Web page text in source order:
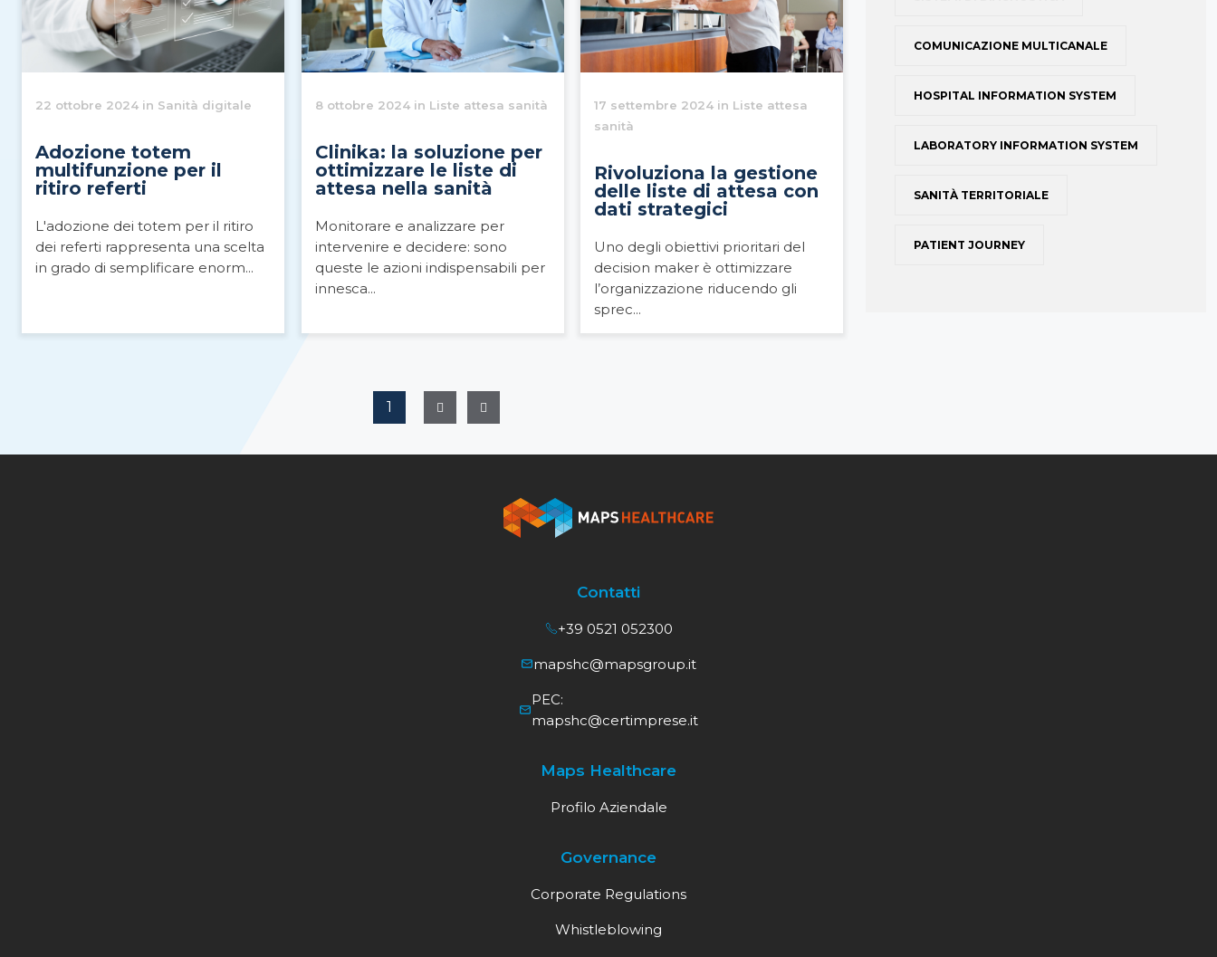
22 ottobre 2024 in Sanità digitale
Adozione totem
multifunzione per il
ritiro referti
L'adozione dei totem per il ritiro
dei referti rappresenta una scelta
in grado di semplificare enorm...
8 ottobre 2024 in Liste attesa sanità
Clinika: la soluzione per
ottimizzare le liste di
attesa nella sanità
Monitorare e analizzare per
intervenire e decidere: sono
queste le azioni indispensabili per
innesca...
17 settembre 2024 in Liste attesa
sanità
Rivoluziona la gestione
delle liste di attesa con
dati strategici
Uno degli obiettivi prioritari del
decision maker è ottimizzare
l’organizzazione riducendo gli
sprec...
1
COMUNICAZIONE MULTICANALE
HOSPITAL INFORMATION SYSTEM
LABORATORY INFORMATION SYSTEM
SANITÀ TERRITORIALE
PATIENT JOURNEY
Contatti
+39 0521 052300
mapshc@mapsgroup.it
PEC:
mapshc@certimprese.it
Maps Healthcare
Profilo Aziendale
Governance
Corporate Regulations
Whistleblowing